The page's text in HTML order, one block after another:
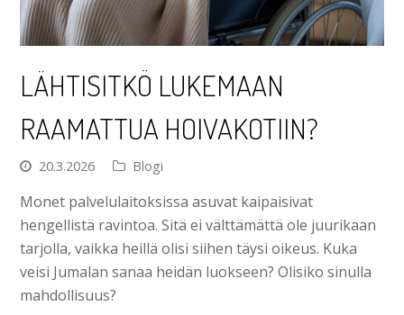
LÄHTISITKÖ LUKEMAAN
RAAMATTUA HOIVAKOTIIN?
20.3.2026 Blogi
Monet palvelulaitoksissa asuvat kaipaisivat
hengellistä ravintoa. Sitä ei välttämättä ole juurikaan
tarjolla, vaikka heillä olisi siihen täysi oikeus. Kuka
veisi Jumalan sanaa heidän luokseen? Olisiko sinulla
mahdollisuus?